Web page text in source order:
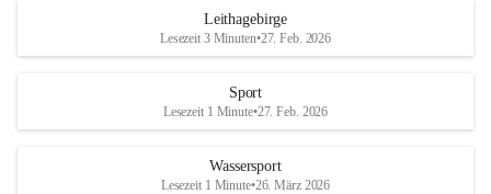
Maßnahmen zur Bekämpfung
Rebe und der Amerikanischen
Anhang VBl. EU Nr. 18
Leithagebirge
Lesezeit 3 Minuten•27. Feb. 2026
Sport
Lesezeit 1 Minute•27. Feb. 2026
Wassersport
Lesezeit 1 Minute•26. März 2026